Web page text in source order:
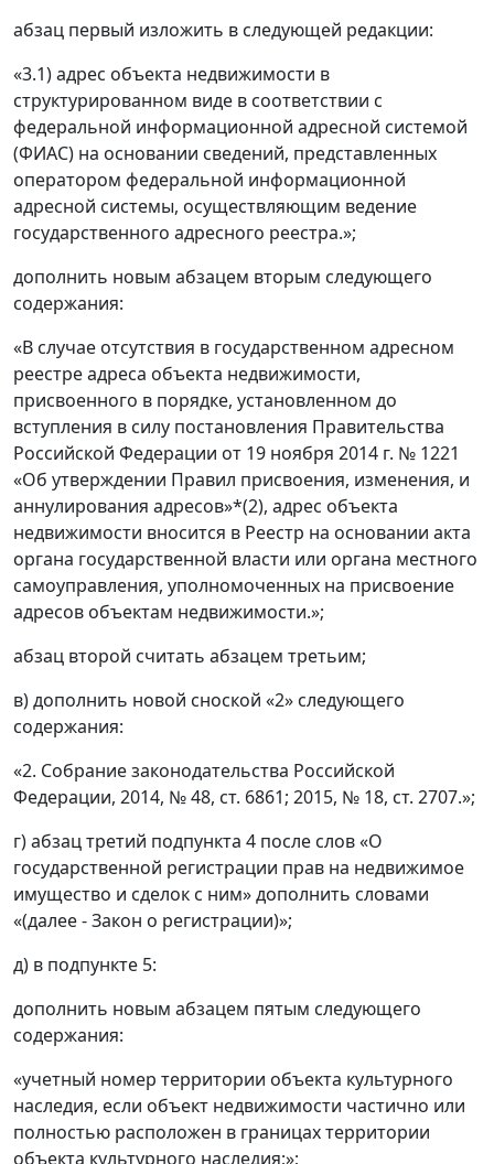
абзац первый изложить в следующей редакции:
«3.1) адрес объекта недвижимости в
структурированном виде в соответствии с
федеральной информационной адресной системой
(ФИАС) на основании сведений, представленных
оператором федеральной информационной
адресной системы, осуществляющим ведение
государственного адресного реестра.»;
дополнить новым абзацем вторым следующего
содержания:
«В случае отсутствия в государственном адресном
реестре адреса объекта недвижимости,
присвоенного в порядке, установленном до
вступления в силу постановления Правительства
Российской Федерации от 19 ноября 2014 г. № 1221
«Об утверждении Правил присвоения, изменения, и
аннулирования адресов»*(2), адрес объекта
недвижимости вносится в Реестр на основании акта
органа государственной власти или органа местного
самоуправления, уполномоченных на присвоение
адресов объектам недвижимости.»;
абзац второй считать абзацем третьим;
в) дополнить новой сноской «2» следующего
содержания:
«2. Собрание законодательства Российской
Федерации, 2014, № 48, ст. 6861; 2015, № 18, ст. 2707.»;
г) абзац третий подпункта 4 после слов «О
государственной регистрации прав на недвижимое
имущество и сделок с ним» дополнить словами
«(далее - Закон о регистрации)»;
д) в подпункте 5:
дополнить новым абзацем пятым следующего
содержания:
«учетный номер территории объекта культурного
наследия, если объект недвижимости частично или
полностью расположен в границах территории
объекта культурного наследия;»;